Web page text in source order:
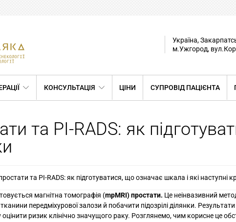
Україна,
м.Ужгород,
КОНСУЛЬТАЦІЯ ЦІНИ СУПРОВІД ПАЦІЄНТА
та PI-RADS: як
та PI-RADS: як підготуватися, що означає шкала і які наступні
магнітна томографія (mpMRI) простати. Це неінвазивний
передміхурової залози й побачити підозрілі ділянки.
ризик клінічно значущого раку. Розглянемо, чим корисне це